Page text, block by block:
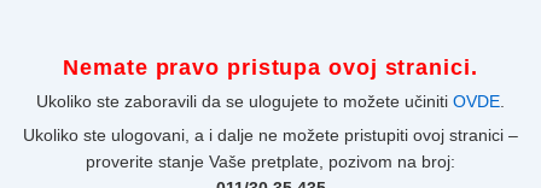
Nemate pravo pristupa ovoj stranici.
Ukoliko ste zaboravili da se ulogujete to možete učiniti OVDE
Ukoliko ste ulogovani, a i dalje ne možete pristupiti ovoj stranici –
proverite stanje Vaše pretplate, pozivom na broj: